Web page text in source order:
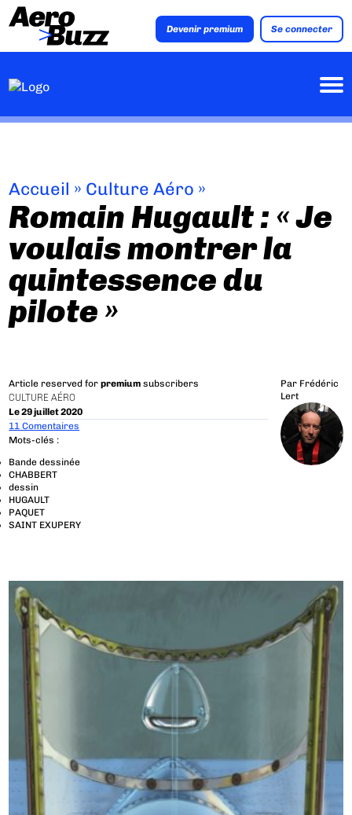
Devenir premium Se connecter
Accueil » Culture Aéro »
Romain Hugault : « Je
voulais montrer la
quintessence du
pilote »
Article reserved forpremium subscribers
CULTURE AÉRO
Le 29 juillet 2020
Par Frédéric
Lert
11 Comentaires
Mots-clés :
Bande dessinée
CHABBERT
dessin
HUGAULT
PAQUET
SAINT EXUPERY